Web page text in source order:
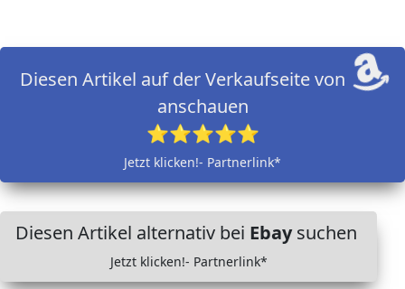
Diesen Artikel auf der Verkaufseite von
anschauen
⭐⭐⭐⭐⭐
Jetzt klicken!- Partnerlink*
Diesen Artikel alternativ bei Ebaysuchen
Jetzt klicken!- Partnerlink*